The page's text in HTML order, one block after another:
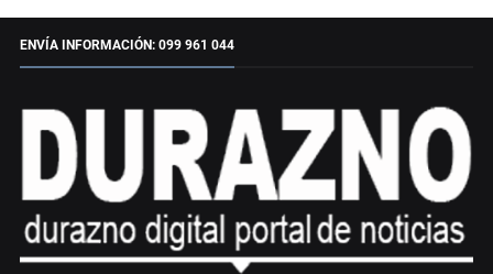
ENVÍA INFORMACIÓN: 099 961 044